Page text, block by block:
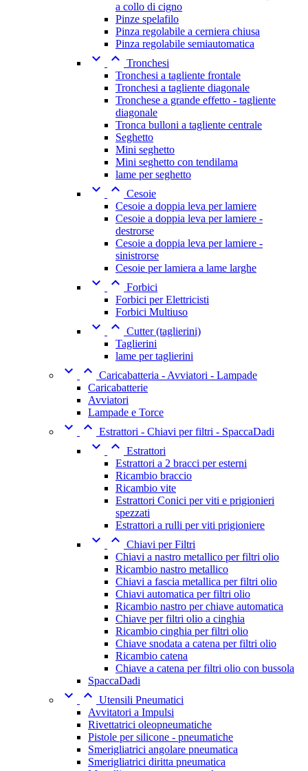
a collo di cigno
Pinze spelafilo
Pinza regolabile a cerniera chiusa
Pinza regolabile semiautomatica
  Tronchesi
Tronchesi a tagliente frontale
Tronchesi a tagliente diagonale
Tronchese a grande effetto - tagliente
diagonale
Tronca bulloni a tagliente centrale
Seghetto
Mini seghetto
Mini seghetto con tendilama
lame per seghetto
  Cesoie
Cesoie a doppia leva per lamiere
Cesoie a doppia leva per lamiere -
destrorse
Cesoie a doppia leva per lamiere -
sinistrorse
Cesoie per lamiera a lame larghe
  Forbici
Forbici per Elettricisti
Forbici Multiuso
  Cutter (taglierini)
Taglierini
lame per taglierini
  Caricabatteria - Avviatori - Lampade
Caricabatterie
Avviatori
Lampade e Torce
  Estrattori - Chiavi per filtri - SpaccaDadi
  Estrattori
Estrattori a 2 bracci per esterni
Ricambio braccio
Ricambio vite
Estrattori Conici per viti e prigionieri
spezzati
Estrattori a rulli per viti prigioniere
  Chiavi per Filtri
Chiavi a nastro metallico per filtri olio
Ricambio nastro metallico
Chiavi a fascia metallica per filtri olio
Chiavi automatica per filtri olio
Ricambio nastro per chiave automatica
Chiave per filtri olio a cinghia
Ricambio cinghia per filtri olio
Chiave snodata a catena per filtri olio
Ricambio catena
Chiave a catena per filtri olio con bussola
SpaccaDadi
  Utensili Pneumatici
Avvitatori a Impulsi
Rivettatrici oleopneumatiche
Pistole per silicone - pneumatiche
Smerigliatrici angolare pneumatica
Smerigliatrici diritta pneumatica